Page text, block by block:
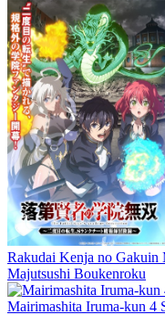
Rakudai Kenja no Gakuin
Majutsushi Boukenroku
Mairimashita Iruma-kun 4